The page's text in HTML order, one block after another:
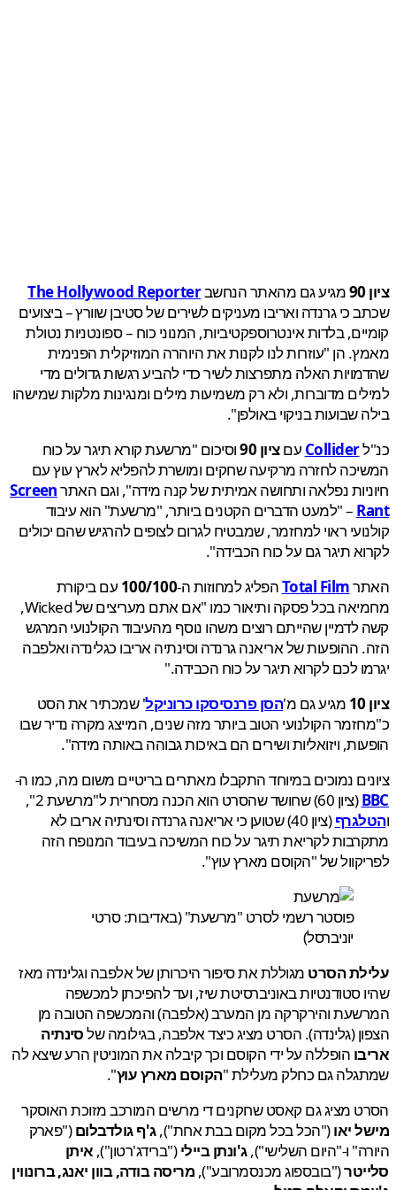
מגיע גם מהאתר הנחשבThe Hollywood Reporter
כי גרנדה ואריבו מעניקים לשירים של סטיבן שוורץ – ביצועים
בלדות אינטרוספקטיביות, המנוני כוח – ספונטניות נטולת
הן "עוזרות לנו לקנות את היוהרה המוזיקלית הפנימית
האלה מתפרצות לשיר כדי להביע רגשות גדולים מדי
מדוברות, ולא רק משמיעות מילים ומנגינות מלקות שמישהו
שבועות בניקוי באולפן".
Colliderעםציון 90
וסיכום "מרשעת קורא תיגר על כוח
לחזרה מרקיעה שחקים ומושרת להפליא לארץ עוץ עם
נפלאה ותחושה אמיתית של קנה מידה", וגם האתרScreen
– "למעט הדברים הקטנים ביותר, "מרשעת" הוא עיבוד
ראוי למחזמר, שמבטיח לגרום לצופים להרגיש שהם יכולים
תיגר גם על כוח הכבידה".
Total Filmהפליג למחוזות ה-100/100עם ביקורת
מחמיאה בכל פסקה ותיאור כמו "אם אתם מעריצים של Wicked,
שהייתם רוצים משהו נוסף מהעיבוד הקולנועי המרגש
ההופעות של אריאנה גרנדה וסינתיה אריבו כגלינדה ואלפבה
לכם לקרוא תיגר על כוח הכבידה."
מגיע גם מ'הסן פרנסיסקו כרוניקל' שמכתיר את הסט
הקולנועי הטוב ביותר מזה שנים, המייצג מקרה נדיר שבו
ויזואליות ושירים הם באיכות גבוהה באותה מידה".
נמוכים במיוחד התקבלו מאתרים בריטיים משום מה, כמו ה-
(ציון 60) שחושד שהסרט הוא הכנה מסחרית ל"מרשעת 2",
(ציון 40) שטוען כי אריאנה גרנדה וסינתיה אריבו לא
לקריאת תיגר על כוח המשיכה בעיבוד המנופח הזה
של "הקוסם מארץ עוץ".
פוסטר רשמי לסרט "מרשעת" (באדיבות: סרטי
יוניברסל)
הסרטמגוללת את סיפור היכרותן של אלפבה וגלינדה מאז
סטודנטיות באוניברסיטת שיז, ועד להפיכתן למכשפה
והירקרקה מן המערב (אלפבה) והמכשפה הטובה מן
(גלינדה). הסרט מציג כיצד אלפבה, בגילומה שלסינתיה
הופללה על ידי הקוסם וכך קיבלה את המוניטין הרע שיצא לה
גם כחלק מעלילת "הקוסם מארץ עוץ".
מציג גם קאסט שחקנים די מרשים המורכב מזוכת האוסקר
יאו("הכל בכל מקום בבת אחת"),ג'ף גולדבלום("פארק
ו-"היום השלישי"),ג'ונתן ביילי("ברידג'רטון"),איתן
("בובספוג מכנסמרובע"),מריסה בודה, בוון יאנג, ברונווין